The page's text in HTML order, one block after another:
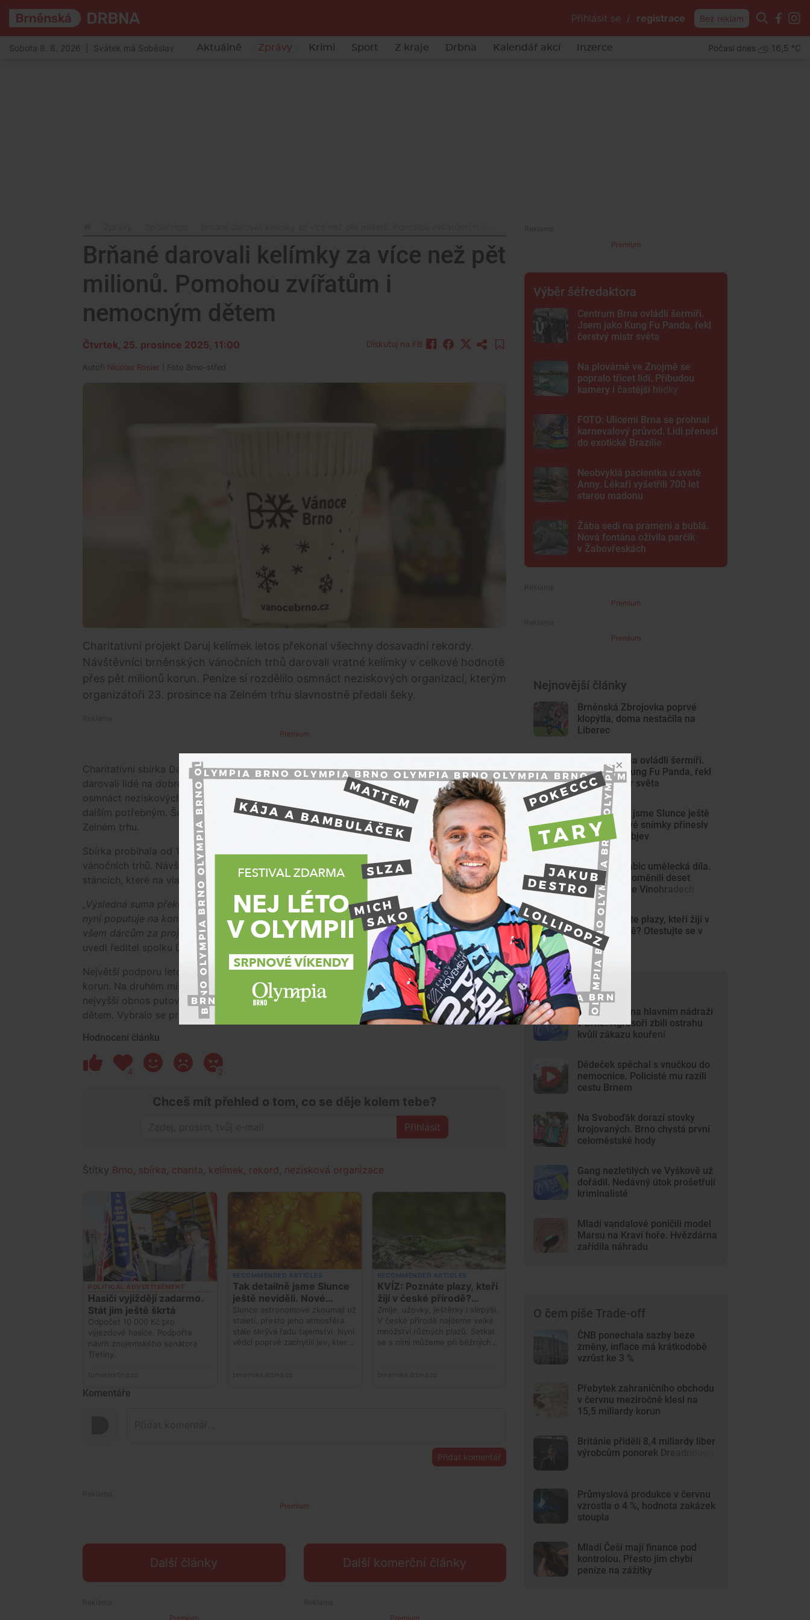
Přihlásit se / registrace Bez reklam
Sobota 8. 8. 2026 | Svátek má Soběslav Aktuálně Zprávy Krimi Sport Z kraje Drbna Kalendář akcí Inzerce Počasí dnes 16,5 °C
Brňané darovali kelímky za více než pět
milionů. Pomohou zvířatům i
nemocným dětem
Čtvrtek, 25. prosince 2025, 11:00 Diskutuj na FB
Autoři Nicolas Rosier | Foto Brno-střed
Charitativní projekt Daruj kelímek letos překonal všechny dosavadní rekordy.
Návštěvníci brněnských vánočních trhů darovali vratné kelímky v celkové hodnotě
přes pět milionů korun. Peníze si rozdělilo osmnáct neziskových organizací, kterým
organizátoři 23. prosince na Zelném trhu slavnostně předali šeky.
Premium
Charitativní sbírka Daruj kelímek letos přetrhala rekordy. V jubilejním pátém ročníku projektu
darovali lidé na dobrou věc více než pět milionů korun. Vybranou částku si rozdělilo
osmnáct neziskových organizací, které pomáhají dětem, zrakově postiženým, zvířatům i
dalším potřebným. Šeky převzali jejich zástupci při slavnostním vyhlášení na zaplněném
Zelném trhu.
Sbírka probíhala od 14. listopadu do 23. prosince, tedy po celou dobu konání brněnských
vánočních trhů. Návštěvníci mohli věnovat vratný kelímek se zálohou 50 korun v pěti
stáncích, které na vlastní náklady provozovala městská část Brno-střed.
„Výsledná suma překonala rekord z roku 2024 o bezmála šest set tisíc korun. Celá částka
nyní poputuje na konto neziskových organizací. Z výsledku máme velkou radost a děkujeme
všem dárcům za projevenou důvěru. Ukazuje se, že i malá částka může hodně pomoci,“
uvedl ředitel spolku Daruj kelímek
Největší podporu letos získal spolek Vodicí pes, kterému lidé darovali téměř sedm set tisíc
korun. Na druhém místě skončil kočičí spolek Kryšpín s částkou přes šest set tisíc. Třetí
nejvyšší obnos putoval Nadačnímu fondu Krtek, který pomáhá onkologicky nemocným
dětem. Vybralo se pro více než půl milionu korun.
Hodnocení článku
4 2
Chceš mít přehled o tom, co se děje kolem tebe?
Přihlásit
Štítky Brno sbírka charita kelímek rekord nezisková organizace
Komentáře
Přidat komentář
Premium
Další články Další komerční články
Premium
Výběr šéfredaktora
Centrum Brna ovládli šermíři.
Jsem jako Kung Fu Panda, řekl
čerstvý mistr světa
Na plovárně ve Znojmě se
popralo třicet lidí. Přibudou
kamery i častější hlídky
FOTO: Ulicemi Brna se prohnal
karnevalový průvod. Lidi přenesl
do exotické Brazílie
Neobvyklá pacientka u svaté
Anny. Lékaři vyšetřili 700 let
starou madonu
Žába sedí na prameni a bublá.
Nová fontána oživila parčík
v Žabovřeskách
Premium
Premium
Nejnovější články
Brněnská Zbrojovka poprvé
klopýtla, doma nestačila na
Liberec
Centrum Brna ovládli šermíři.
Jsem jako Kung Fu Panda, řekl
čerstvý mistr světa
Tak detailně jsme Slunce ještě
neviděli. Nové snímky přinesly
průlomový objev
Z šedých krabic umělecká díla.
Výtvarníci proměnili deset
trafostanic ve Vinohradech
KVÍZ: Poznáte plazy, kteří žijí v
české přírodě? Otestujte se v
kvízu
Nejčtenější články
Krvavý útok na hlavním nádraží
v Brně. Agresoři zbili ostrahu
kvůli zákazu kouření
Dědeček spěchal s vnučkou do
nemocnice. Policisté mu razili
cestu Brnem
Na Svoboďák dorazí stovky
krojovaných. Brno chystá první
celoměstské hody
Gang nezletilých ve Vyškově už
dořádil. Nedávný útok prošetřují
kriminalisté
Mladí vandalové poničili model
Marsu na Kraví hoře. Hvězdárna
zařídila náhradu
O čem píše Trade-off
ČNB ponechala sazby beze
změny, inflace má krátkodobě
vzrůst ke 3 %
Přebytek zahraničního obchodu
v červnu meziročně klesl na
15,5 miliardy korun
Británie přidělí 8,4 miliardy liber
výrobcům ponorek Dreadnought
Průmyslová produkce v červnu
vzrostla o 4 %, hodnota zakázek
stoupla
Mladí Češi mají finance pod
kontrolou. Přesto jim chybí
peníze na zážitky
Premium Premium